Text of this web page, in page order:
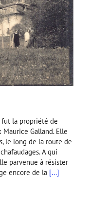
fut la propriété de
Galland. Elle
le long de la route de
A qui
parvenue à résister
encore de la [...]